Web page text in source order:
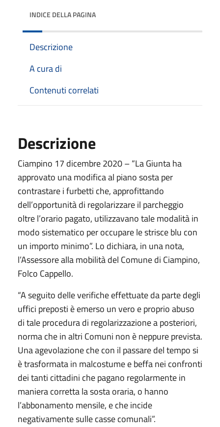
INDICE DELLA PAGINA
Descrizione
A cura di
Contenuti correlati
Descrizione
Ciampino 17 dicembre 2020 – “La Giunta ha
approvato una modifica al piano sosta per
contrastare i furbetti che, approfittando
dell’opportunità di regolarizzare il parcheggio
oltre l’orario pagato, utilizzavano tale modalità in
modo sistematico per occupare le strisce blu con
un importo minimo”. Lo dichiara, in una nota,
l’Assessore alla mobilità del Comune di Ciampino,
Folco Cappello.
“A seguito delle verifiche effettuate da parte degli
uffici preposti è emerso un vero e proprio abuso
di tale procedura di regolarizzazione a posteriori,
norma che in altri Comuni non è neppure prevista.
Una agevolazione che con il passare del tempo si
è trasformata in malcostume e beffa nei confronti
dei tanti cittadini che pagano regolarmente in
maniera corretta la sosta oraria, o hanno
l’abbonamento mensile, e che incide
negativamente sulle casse comunali”.